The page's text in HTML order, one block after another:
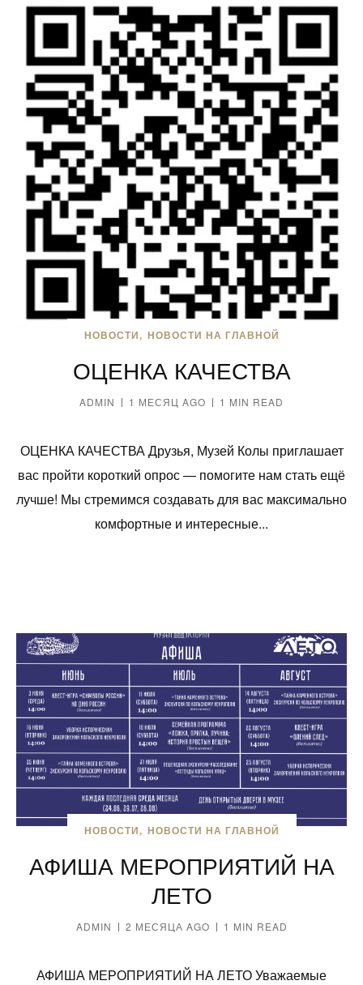
НОВОСТИ НОВОСТИ НА ГЛАВНОЙ
ОЦЕНКА КАЧЕСТВА
ADMIN 1 МЕСЯЦ AGO 1 MIN READ
ОЦЕНКА КАЧЕСТВА Друзья, Музей Колы приглашает
вас пройти короткий опрос — помогите нам стать ещё
лучше! Мы стремимся создавать для вас максимально
комфортные и интересные...
НОВОСТИ НОВОСТИ НА ГЛАВНОЙ
АФИША МЕРОПРИЯТИЙ НА
ЛЕТО
ADMIN 2 МЕСЯЦА AGO 1 MIN READ
АФИША МЕРОПРИЯТИЙ НА ЛЕТО Уважаемые